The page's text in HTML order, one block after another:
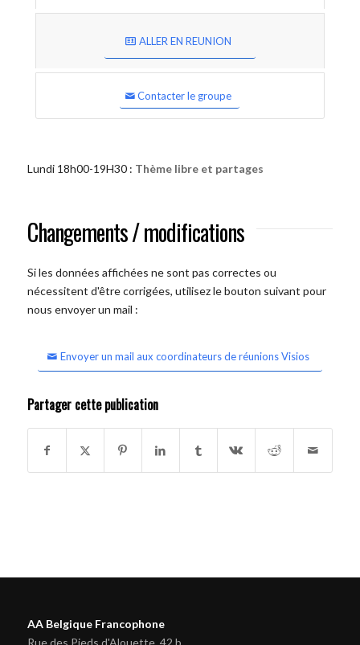
ALLER EN REUNION
Contacter le groupe
Lundi 18h00-19H30 : Thème libre et partages
Changements / modifications
Si les données affichées ne sont pas correctes ou
nécessitent d'être corrigées, utilisez le bouton suivant pour
nous envoyer un mail :
Envoyer un mail aux coordinateurs de réunions Visios
Partager cette publication
AA Belgique Francophone
Rue des Pieds d'Alouette, 42 b